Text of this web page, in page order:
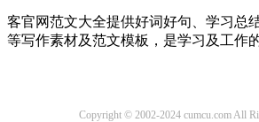
客官网范文大全提供好词好句、学习总
等写作素材及范文模板，是学习及工作
Copyright © 2002-2024 cumcu.com All